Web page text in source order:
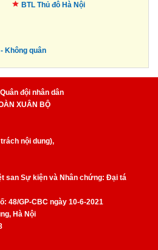
BTL Thủ đô Hà Nội
Không quân
đội nhân dân
XUÂN BỘ
nội dung),
san Sự kiện và Nhân chứng: Đại tá
48/GP-CBC ngày 10-6-2021
Hà Nội